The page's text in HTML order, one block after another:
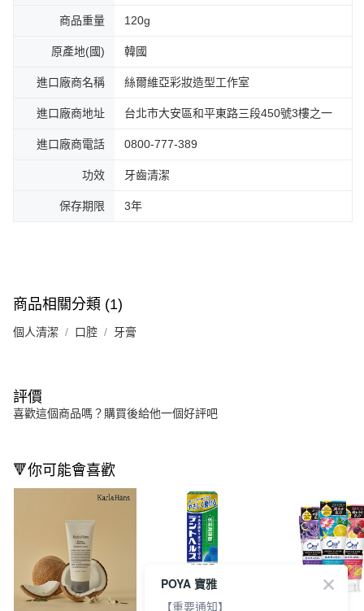
商品重量 120g
原產地(國) 韓國
進口廠商名稱 絲爾維亞彩妝造型工作室
進口廠商地址 台北市大安區和平東路三段450號3樓之一
進口廠商電話 0800-777-389
功效 牙齒清潔
保存期限 3年
商品相關分類 (1)
個人清潔 口腔 牙膏
評價
喜歡這個商品嗎？購買後給他一個好評吧
🔻你可能會喜歡
POYA 寶雅
【重要通知】